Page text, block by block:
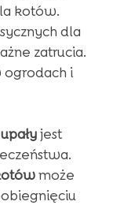
Weterynaryjnej
kotów.
dla
zatrucia.
ogrodach i
jest
może